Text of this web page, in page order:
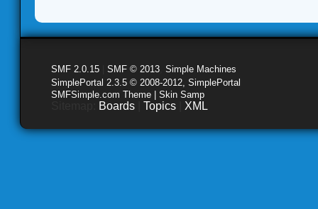
SMF 2.0.15 SMF © 2013 Simple Machines
SimplePortal 2.3.5 © 2008-2012, SimplePortal
SMFSimple.com Theme | Skin Samp
Boards Topics XML